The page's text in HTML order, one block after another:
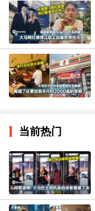
当前热门